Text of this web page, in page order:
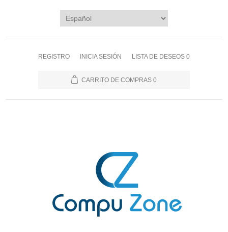
REGISTRO INICIA SESIÓN LISTA DE DESEOS 0
CARRITO DE COMPRAS 0